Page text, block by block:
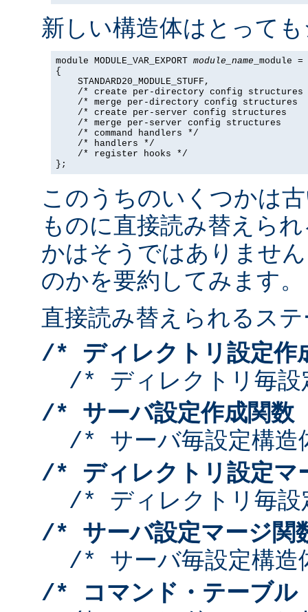
新しい構造体はとって
module MODULE_VAR_EXPORT module_name _module =
{
    STANDARD20_MODULE_STUFF,
/* create per-directory config structures
/* merge per-directory config structures
/* create per-server config structures
/* merge per-server config structures
    /* command handlers */
    /* handlers */
    /* register hooks */
};
このうちのいくつかは
ものに直接読み替えら
かはそうではありませ
のかを要約してみます。
直接読み替えられるス
/* ディレクトリ設定
/* ディレクトリ毎
/* サーバ設定作成関
/* サーバ毎設定構
/* ディレクトリ設定
/* ディレクトリ毎
/* サーバ設定マージ
/* サーバ毎設定構
/* コマンド・テーブ